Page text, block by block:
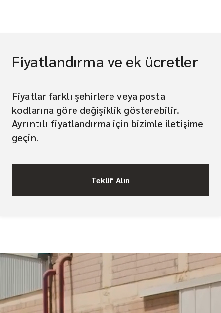
Fiyatlandırma ve ek ücretler
Fiyatlar farklı şehirlere veya posta
kodlarına göre değişiklik gösterebilir.
Ayrıntılı fiyatlandırma için bizimle iletişime
geçin.
Teklif Alın